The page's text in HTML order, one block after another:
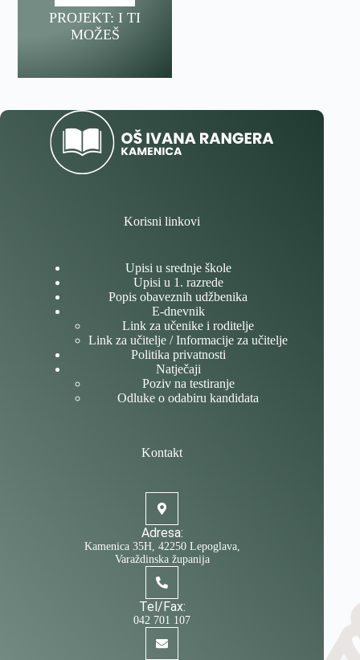
PROJEKT: I TI
MOŽEŠ
Korisni linkovi
Upisi u srednje škole
Upisi u 1. razrede
Popis obaveznih udžbenika
E-dnevnik
Link za učenike i roditelje
Link za učitelje / Informacije za učitelje
Politika privatnosti
Natječaji
Poziv na testiranje
Odluke o odabiru kandidata
Kontakt
Adresa:
Kamenica 35H, 42250 Lepoglava,
Varaždinska županija
Tel/Fax:
042 701 107